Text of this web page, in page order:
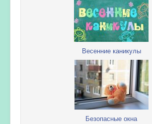
Весенние каникулы
Безопасные окна